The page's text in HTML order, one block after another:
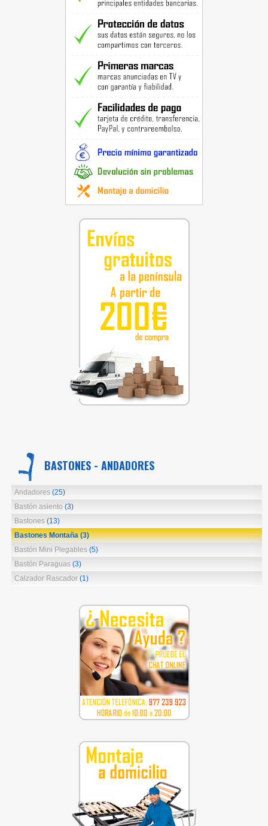
BASTONES - ANDADORES
Andadores (25)
Bastón asiento (3)
Bastones (13)
Bastones Montaña(3)
Bastón Mini Plegables (5)
Bastón Paraguas (3)
Calzador Rascador (1)